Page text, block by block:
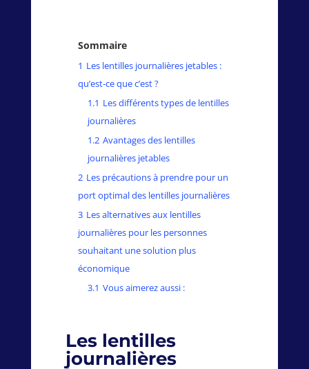
Sommaire
1 Les lentilles journalières jetables :
qu’est-ce que c’est ?
1.1 Les différents types de lentilles
journalières
1.2 Avantages des lentilles
journalières jetables
2 Les précautions à prendre pour un
port optimal des lentilles journalières
3 Les alternatives aux lentilles
journalières pour les personnes
souhaitant une solution plus
économique
3.1 Vous aimerez aussi :
Les lentilles
journalières